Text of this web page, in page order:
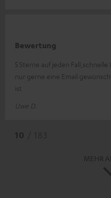
Bewertung
5 Sterne auf jeden
nur gerne eine Email
ist
Uwe D.